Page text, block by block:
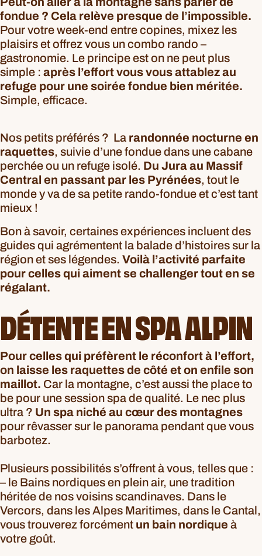
fondue ? Cela relève presque de l’impossible.
Pour votre week-end entre copines, mixez les
plaisirs et offrez vous un combo rando –
gastronomie. Le principe est on ne peut plus
simple : après l’effort vous vous attablez au
refuge pour une soirée fondue bien méritée.
Simple, efficace.
Nos petits préférés ? La randonnée nocturne en
raquettes, suivie d’une fondue dans une cabane
perchée ou un refuge isolé. Du Juraau Massif
Central en passant par les Pyrénées, tout le
monde y va de sa petite rando-fondue et c’est tant
mieux !
Bon à savoir, certaines expériences incluent des
guides qui agrémentent la balade d’histoires sur la
région et ses légendes. Voilà l’activité parfaite
pour celles qui aiment se challenger tout en se
régalant.
DÉTENTE EN SPA ALPIN
Pour celles qui préfèrent le réconfort à l’effort,
on laisse les raquettes de côté et on enfile son
maillot. Car la montagne, c’est aussi the place to
be pour une session spa de qualité. Le nec plus
ultra ? Un spa niché au cœur des montagnes
pour rêvasser sur le panorama pendant que vous
barbotez.
Plusieurs possibilités s’offrent à vous, telles que :
– le Bains nordiques en plein air, une tradition
héritée de nos voisins scandinaves. Dans le
Vercors, dans les Alpes Maritimes, dans le Cantal,
vous trouverez forcément un bain nordique à
votre goût.